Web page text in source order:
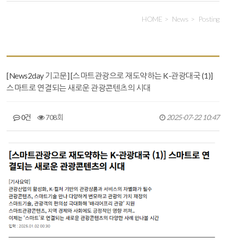
HOME News Posting
[News2day 기고문] [스마트관광으로 재도약하는 K-관광대국 (1)]
스마트로 연결되는 새로운 관광콘텐츠의 시대
0건 708회 2025-07-22 10:47